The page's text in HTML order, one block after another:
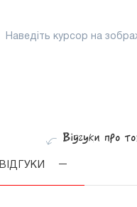
Наведіть курсор на
ВІДГУКИ